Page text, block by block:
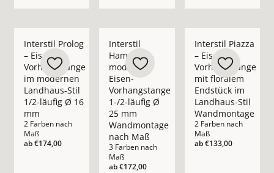
Interstil Prolog
– Eisen-
Vorhangstange
im modernen
Landhaus-Stil
1/2-läufig Ø 16
mm
2 Farben nach
Maß
ab€174,00
Interstil
Hampton –
moderne
Eisen-
Vorhangstange
1-/2-läufig Ø
25 mm
Wandmontage
nach Maß
3 Farben nach
Maß
ab€172,00
Interstil Piazza
– Eisen-
Vorhangstange
mit floralem
Endstück im
Landhaus-Stil
Wandmontage
2 Farben nach
Maß
ab€133,00